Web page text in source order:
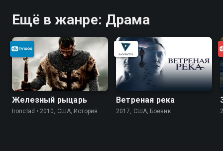
Ещё в жанре: Драма
Железный рыцарь
Ironclad • 2010, США, История
Ветреная река
2017, США, Боевик